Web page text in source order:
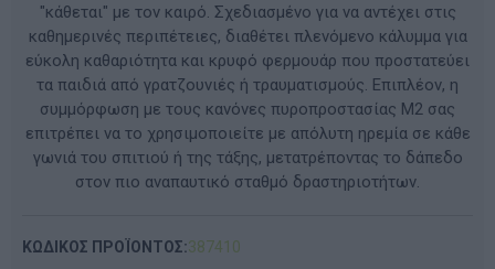
"κάθεται" με τον καιρό. Σχεδιασμένο για να αντέχει στις
καθημερινές περιπέτειες, διαθέτει πλενόμενο κάλυμμα για
εύκολη καθαριότητα και κρυφό φερμουάρ που προστατεύει
τα παιδιά από γρατζουνιές ή τραυματισμούς. Επιπλέον, η
συμμόρφωση με τους κανόνες πυροπροστασίας Μ2 σας
επιτρέπει να το χρησιμοποιείτε με απόλυτη ηρεμία σε κάθε
γωνιά του σπιτιού ή της τάξης, μετατρέποντας το δάπεδο
στον πιο αναπαυτικό σταθμό δραστηριοτήτων.
ΚΩΔΙΚΟΣ ΠΡΟΪΟΝΤΟΣ:387410